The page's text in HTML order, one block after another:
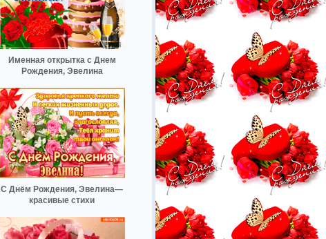
Именная открытка с Днем
Рождения, Эвелина
С Днём Рождения, Эвелина—
красивые стихи